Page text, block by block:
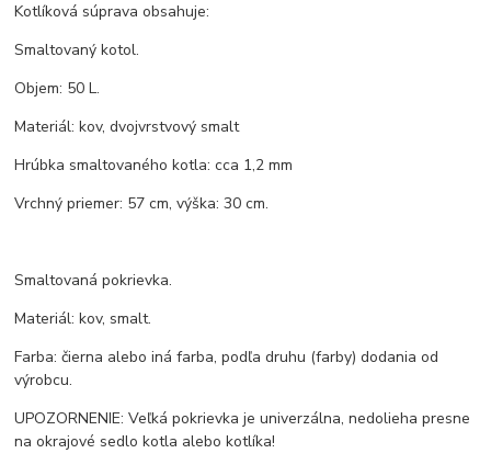
Kotlíková súprava obsahuje:
Smaltovaný kotol.
Objem: 50 L.
Materiál: kov, dvojvrstvový smalt
Hrúbka smaltovaného kotla: cca 1,2 mm
Vrchný priemer: 57 cm, výška: 30 cm.
Smaltovaná pokrievka.
Materiál: kov, smalt.
Farba: čierna alebo iná farba, podľa druhu (farby) dodania od
výrobcu.
UPOZORNENIE: Veľká pokrievka je univerzálna, nedolieha presne
na okrajové sedlo kotla alebo kotlíka!